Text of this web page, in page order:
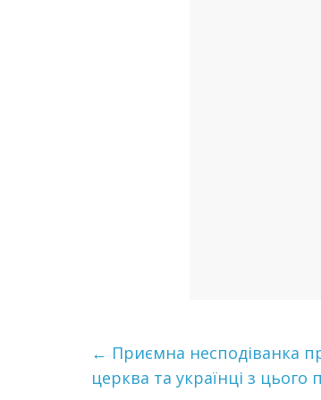
← Приємна несподіванка
церква та українці з цього